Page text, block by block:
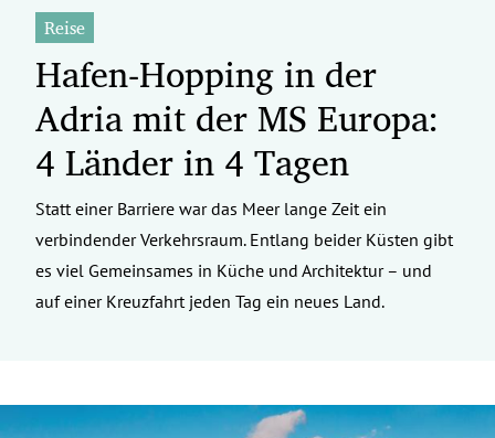
Reise
Hafen-Hopping in der
Adria mit der MS Europa:
4 Länder in 4 Tagen
Statt einer Barriere war das Meer lange Zeit ein
verbindender Verkehrsraum. Entlang beider Küsten gibt
es viel Gemeinsames in Küche und Architektur – und
auf einer Kreuzfahrt jeden Tag ein neues Land.